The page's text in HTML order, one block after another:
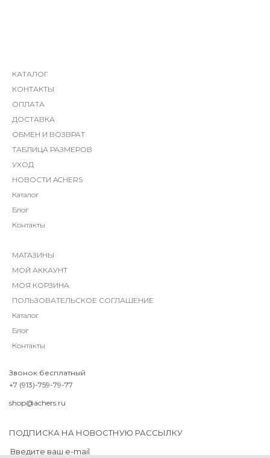
КАТАЛОГ
КОНТАКТЫ
ОПЛАТА
ДОСТАВКА
ОБМЕН И ВОЗВРАТ
ТАБЛИЦА РАЗМЕРОВ
УХОД
НОВОСТИ ACHERS
Каталог
Блог
Контакты
МАГАЗИНЫ
МОЙ АККАУНТ
МОЯ КОРЗИНА
ПОЛЬЗОВАТЕЛЬСКОЕ СОГЛАШЕНИЕ
Каталог
Блог
Контакты
Звонок бесплатный
+7 (913)-759-79-77
shop@achers.ru
ПОДПИСКА НА НОВОСТНУЮ РАССЫЛКУ